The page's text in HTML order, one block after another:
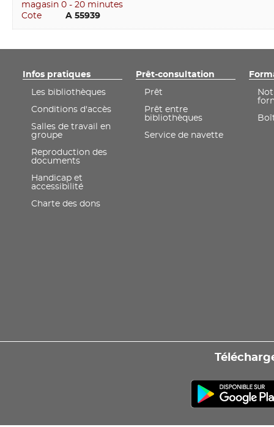
Cote
magasin 0 - 20 minutes
        A 55939
Infos pratiques
Les bibliothèques
Conditions d'accès
Salles de travail en
groupe
Reproduction des
documents
Handicap et
accessibilité
Charte des dons
Prêt-consultation
Prêt
Prêt entre
bibliothèques
Service de navette